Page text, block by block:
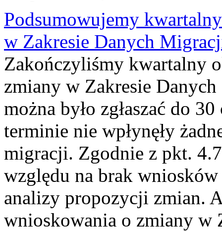
Podsumowujemy
w Zakresie Danych
Zakończyliśmy kwartalny
zmiany w Zakresie
można było zgłaszać do
terminie nie wpłynęły
migracji. Zgodnie z pkt.
względu na brak
analizy propozycji zmian.
wnioskowania o zmiany w